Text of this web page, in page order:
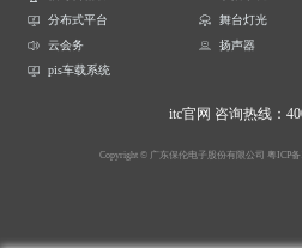
分布式平台
舞台灯光
云会务
扬声器
pis车载系统
itc官网 咨询热线：
Copyright © 广东保伦电子股份有限公司 粤ICP备